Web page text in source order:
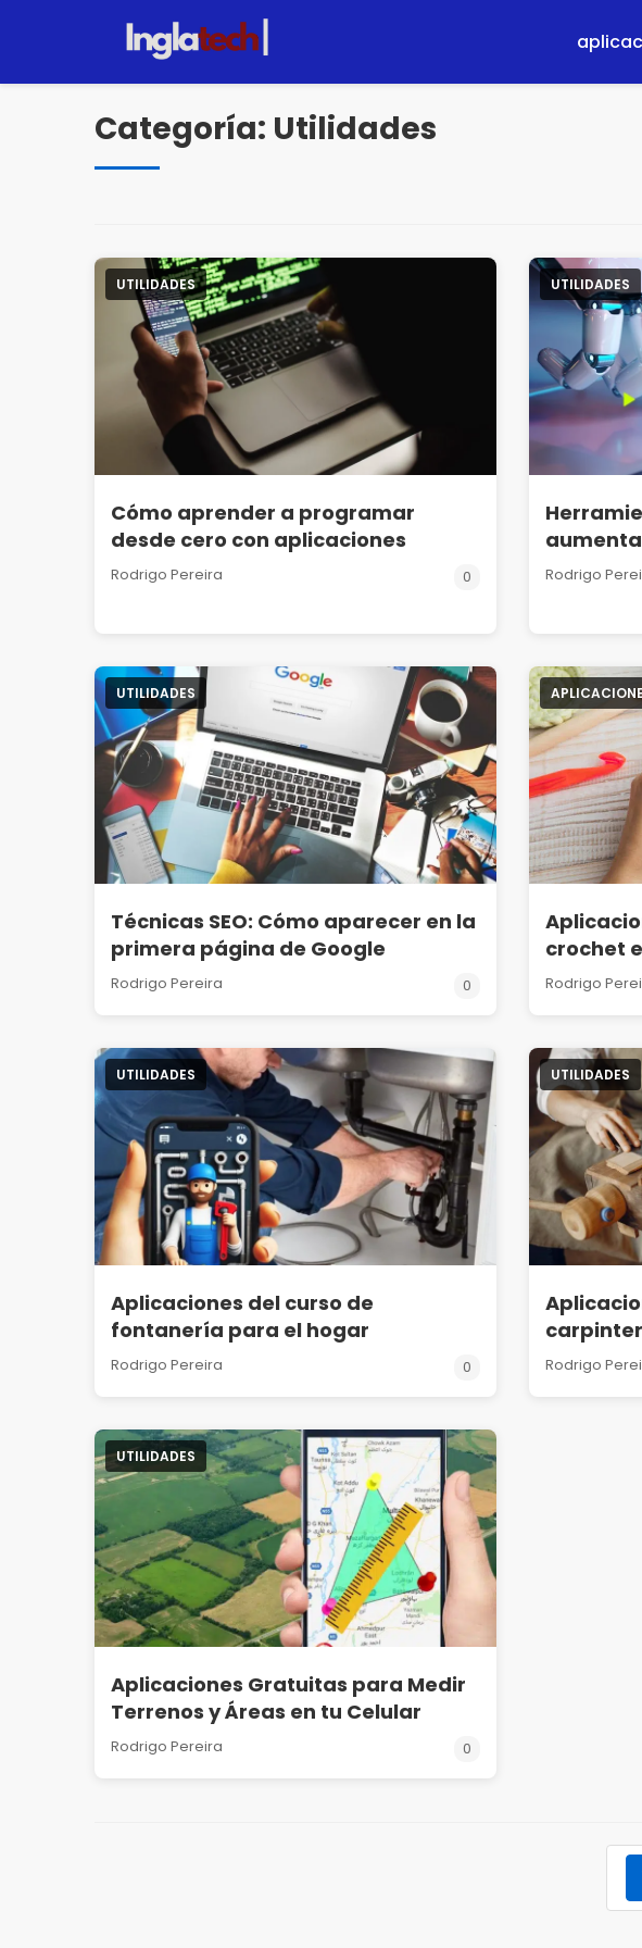
Categoría: Utilidades
UTILIDADES
Cómo aprender a programar
desde cero con aplicaciones
Rodrigo Pereira 0
UTILIDADES
Rodrigo
UTILIDADES
Técnicas SEO: Cómo aparecer en la
primera página de Google
Rodrigo Pereira 0
crochet
Rodrigo
UTILIDADES
Aplicaciones del curso de
fontanería para el hogar
Rodrigo Pereira 0
UTILIDADES
Rodrigo
UTILIDADES
Aplicaciones Gratuitas para Medir
Terrenos y Áreas en tu Celular
Rodrigo Pereira 0